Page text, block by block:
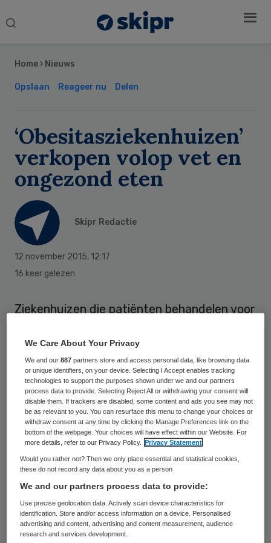
Search
Home › Nieuws
Opslaan Reageer nu Delen
‘Obesitasziekenhuizen’
verkopen volop vet en
ongezond eten
Skipr Redactie
12 november 2015, 12:17
16 keer gelezen
Ziekenhuizen die patiënten behandelen voor
vet, ongezond eten. Dat blijkt uit een
steekproef van het AD onder elf van de
zestien ‘obesitasziekenhuizen’.
De bezochte ziekenhuizen zijn samen goed
voor jaarlijks 5000 bariatrische ingrepen
(maagband, maagverkleining, bypass). In de
eigen horeca worden taartjes, snoep,
pizza’s, kroketten, hamburgers,
gehaktballen en frietschotels echter vaak
prominenter aangeprezen dan een broodje
gezond en fruit. Bovendien zijn de gezonde
Sidebar
We Care About Your Privacy
We and our887 partners store and access personal data, like browsing data
or unique identifiers, on your device. Selecting I Accept enables tracking
technologies to support the purposes shown under we and our partners
process data to provide. Selecting Reject All or withdrawing your consent will
disable them. If trackers are disabled, some content and ads you see may not
be as relevant to you. You can resurface this menu to change your choices or
withdraw consent at any time by clicking the Manage Preferences link on the
bottom of the webpage. Your choices will have effect within our Website. For
more details, refer to our Privacy Policy.
Privacy Statement
Would you rather not? Then we only place essential and statistical cookies,
these do not record any data about you as a person
We and our partners process data to provide:
Use precise geolocation data. Actively scan device characteristics for
identification. Store and/or access information on a device. Personalised
advertising and content, advertising and content measurement, audience
research and services development.